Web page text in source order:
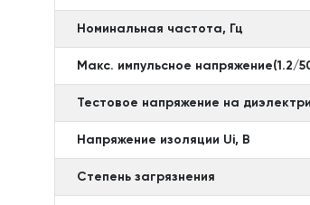
Номинальная частота, Гц
Макс. импульсное напряжение(1.2/
Тестовое напряжение на
Напряжение изоляции Ui, B
Степень загрязнения